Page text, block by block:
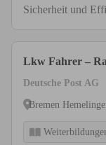
Sicherheit und
Lkw Fahrer –
Deutsche Post AG
Bremen